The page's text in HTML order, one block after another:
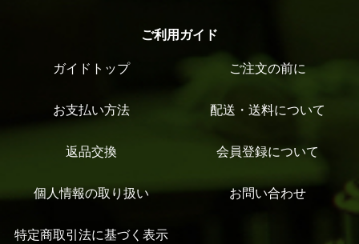
ご利用ガイド
ガイドトップ ご注文の前に
お支払い方法 配送・送料について
返品交換 会員登録について
個人情報の取り扱い お問い合わせ
特定商取引法に基づく表示